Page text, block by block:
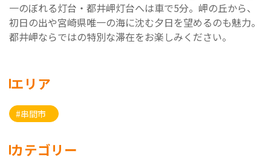
一のぼれる灯台・都井岬灯台へは車で5分。岬の丘から、
初日の出や宮崎県唯一の海に沈む夕日を望めるのも魅力。
都井岬ならではの特別な滞在をお楽しみください。
エリア
#串間市
カテゴリー